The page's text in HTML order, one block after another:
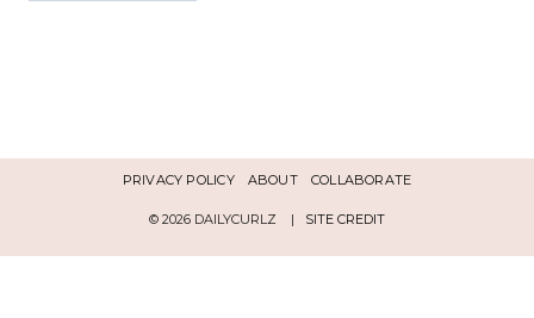
PRIVACY POLICY ABOUT COLLABORATE
© 2026 DAILYCURLZ | SITE CREDIT